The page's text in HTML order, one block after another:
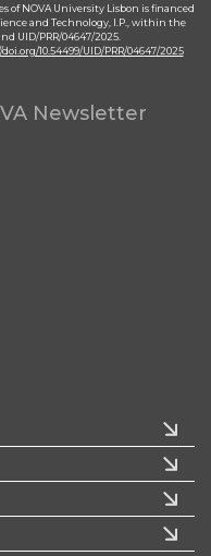
of NOVA University Lisbon is financed
and Technology, I.P., within the
UID/PRR/04647/2025.
10.54499/UID/PRR/04647/2025
Newsletter